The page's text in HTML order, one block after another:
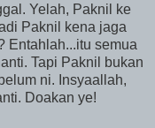
Yelah, Paknil ke
Paknil kena jaga
Entahlah...itu semua
Tapi Paknil bukan
ni. Insyaallah,
Doakan ye!